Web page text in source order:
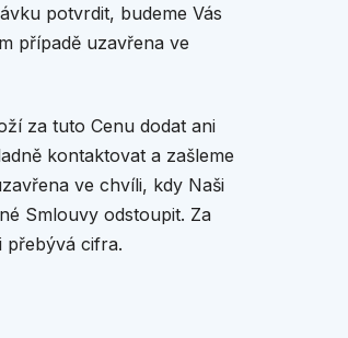
potvrdit, budeme Vás
případě uzavřena ve
za tuto Cenu dodat ani
kontaktovat a zašleme
ve chvíli, kdy Naši
Smlouvy odstoupit. Za
přebývá cifra.